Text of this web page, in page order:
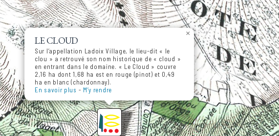
LE CLOUD
Sur l’appellation Ladoix Village, le lieu-dit « le
clou » a retrouvé son nom historique de « cloud »
en entrant dans le domaine. « Le Cloud » couvre
2,16 ha dont 1,68 ha est en rouge (pinot) et 0,49
ha en blanc (chardonnay).
En savoir plus - M’y rendre
×